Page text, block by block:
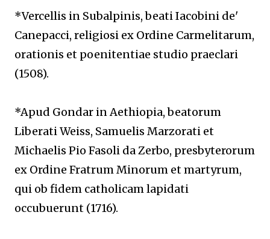
*Vercellis in Subalpinis, beati Iacobini de'
Canepacci, religiosi ex Ordine Carmelitarum,
orationis et poenitentiae studio praeclari
(1508).
*Apud Gondar in Aethiopia, beatorum
Liberati Weiss, Samuelis Marzorati et
Michaelis Pio Fasoli da Zerbo, presbyterorum
ex Ordine Fratrum Minorum et martyrum,
qui ob fidem catholicam lapidati
occubuerunt (1716).